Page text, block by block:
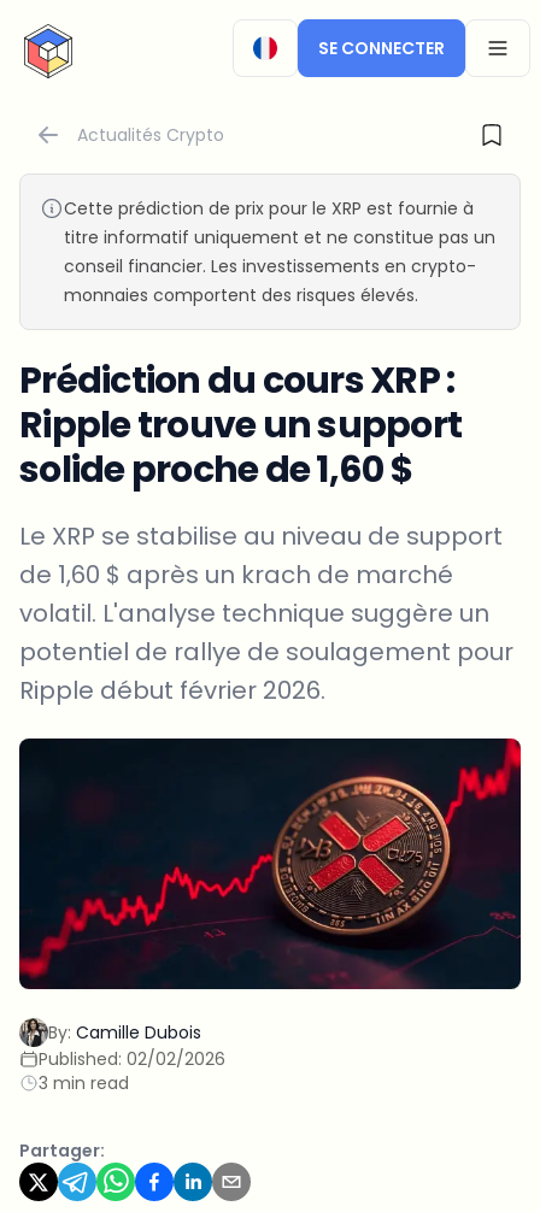
CryptoTicker
SE CONNECTER
Actualités Crypto
Cette prédiction de prix pour le XRP est fournie à
titre informatif uniquement et ne constitue pas un
conseil financier. Les investissements en crypto-
monnaies comportent des risques élevés.
Prédiction du cours XRP :
Ripple trouve un support
solide proche de 1,60 $
Le XRP se stabilise au niveau de support
de 1,60 $ après un krach de marché
volatil. L'analyse technique suggère un
potentiel de rallye de soulagement pour
Ripple début février 2026.
By: Camille Dubois
Published: 02/02/2026
3 min read
Partager: